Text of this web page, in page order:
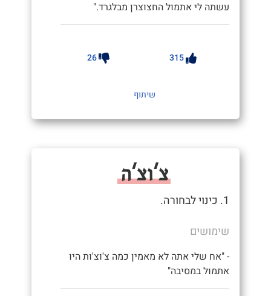
עשתה לי אתמול החצוצרן מבלגרד."
315
26
שיתוף
צ'וצ'ה
1. כינוי לבחורה.
שימושים
- "אח שלי אתה לא מאמין כמה צ'וצ'ות היו
אתמול במסיבה"